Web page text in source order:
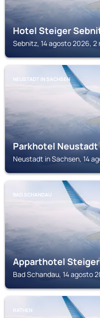
Hotel Steiger
Sebnitz, 14 agosto 2026, 2
NEUSTADT IN SACHSEN
Parkhotel Neustadt
Neustadt in Sachsen, 14
BAD SCHANDAU
Apparthotel Steiger
Bad Schandau, 14 agosto
RATHEN